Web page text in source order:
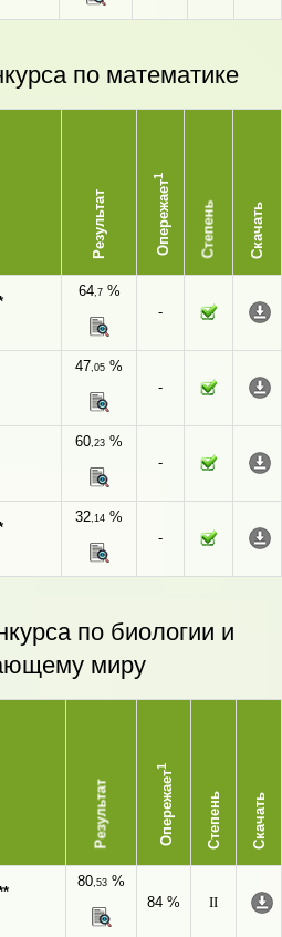
по математике
Результат Опережает
1
Степень Скачать
64,7%
-
47,05 %
-
60,23 %
-
32,14 %
-
по биологии и
миру
Результат Опережает
1
Степень Скачать
80,53 %
84 %
II